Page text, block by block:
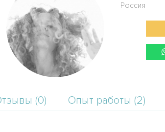
Россия
(0) Опыт работы (2)